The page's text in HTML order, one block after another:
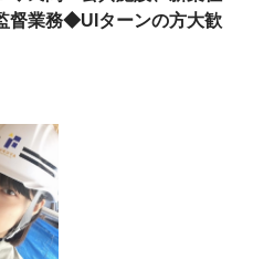
督業務◆UIターンの方大歓